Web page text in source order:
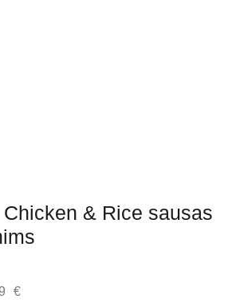
& Rice sausas
€